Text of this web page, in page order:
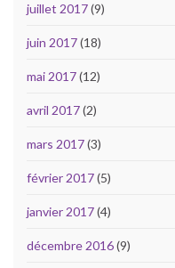
juillet 2017(9)
juin 2017(18)
mai 2017(12)
avril 2017(2)
mars 2017(3)
février 2017(5)
janvier 2017(4)
décembre 2016(9)